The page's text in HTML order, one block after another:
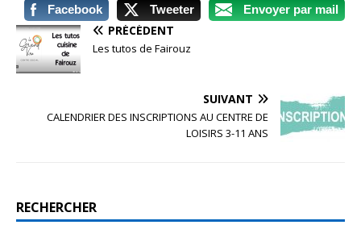
Facebook Tweeter Envoyer par mail
PRÉCÉDENT
Les tutos de Fairouz
SUIVANT
CALENDRIER DES INSCRIPTIONS AU CENTRE DE
LOISIRS 3-11 ANS
RECHERCHER